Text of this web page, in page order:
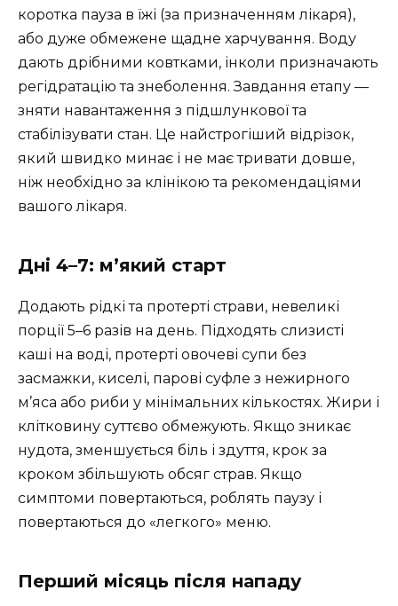
коротка пауза в їжі (за призначенням лікаря),
або дуже обмежене щадне харчування. Воду
дають дрібними ковтками, інколи призначають
регідратацію та знеболення. Завдання етапу —
зняти навантаження з підшлункової та
стабілізувати стан. Це найстрогіший відрізок,
який швидко минає і не має тривати довше,
ніж необхідно за клінікою та рекомендаціями
вашого лікаря.
Дні 4–7: м’який старт
Додають рідкі та протерті страви, невеликі
порції 5–6 разів на день. Підходять слизисті
каші на воді, протерті овочеві супи без
засмажки, киселі, парові суфле з нежирного
м’яса або риби у мінімальних кількостях. Жири і
клітковину суттєво обмежують. Якщо зникає
нудота, зменшується біль і здуття, крок за
кроком збільшують обсяг страв. Якщо
симптоми повертаються, роблять паузу і
повертаються до «легкого» меню.
Перший місяць після нападу